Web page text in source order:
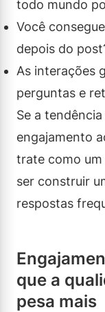
todo mundo
Você
depois do
As interações
perguntas e
Se a
engajamento
trate como
ser construir
respostas
que a
pesa mais